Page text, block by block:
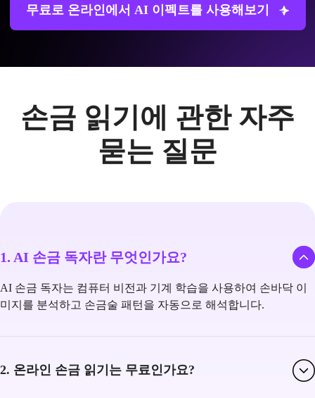
무료로 온라인에서 AI 이펙트를 사용해보기
손금 읽기에 관한 자주
묻는 질문
1. AI 손금 독자란 무엇인가요?
AI 손금 독자는 컴퓨터 비전과 기계 학습을 사용하여 손바닥 이
미지를 분석하고 손금술 패턴을 자동으로 해석합니다.
2. 온라인 손금 읽기는 무료인가요?